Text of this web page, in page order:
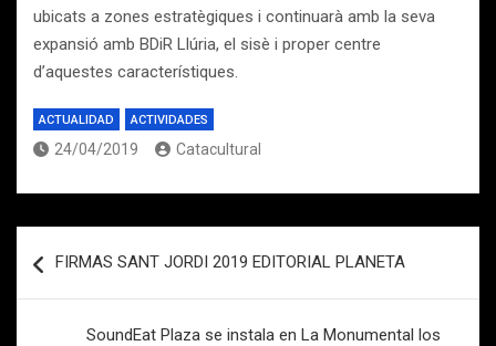
ubicats a zones estratègiques i continuarà amb la seva
expansió amb BDiR Llúria, el sisè i proper centre
d’aquestes característiques.
ACTUALIDAD ACTIVIDADES
24/04/2019 Catacultural
de
FIRMAS SANT JORDI 2019 EDITORIAL PLANETA
SoundEat Plaza se instala en La Monumental los